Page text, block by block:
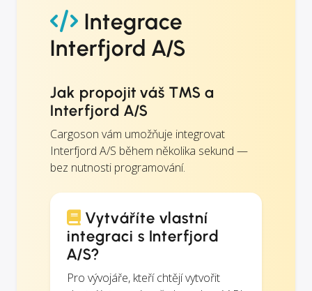
Integrace
Interfjord A/S
Jak propojit váš TMS a
Interfjord A/S
Cargoson vám umožňuje integrovat
Interfjord A/S během několika sekund —
bez nutnosti programování.
Vytváříte vlastní
integraci s Interfjord
A/S?
Pro vývojáře, kteří chtějí vytvořit